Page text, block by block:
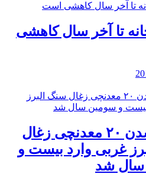
تا آخر سال کاهشی
کشته شدن ۲۰ معدنچی زغال
غربی وارد بیست و
شد